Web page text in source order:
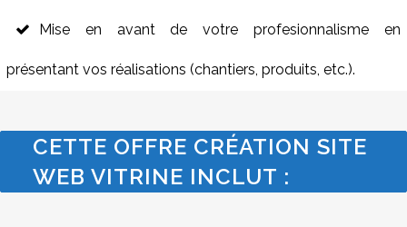
Mise en avant de votre profesionnalisme en
présentant vos réalisations (chantiers, produits, etc.).
CETTE OFFRE CRÉATION SITE
WEB VITRINE INCLUT :